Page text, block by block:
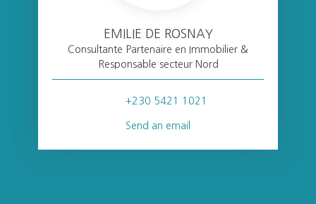
EMILIE DE ROSNAY
Consultante Partenaire en Immobilier &
Responsable secteur Nord
+230 5421 1021
Send an email